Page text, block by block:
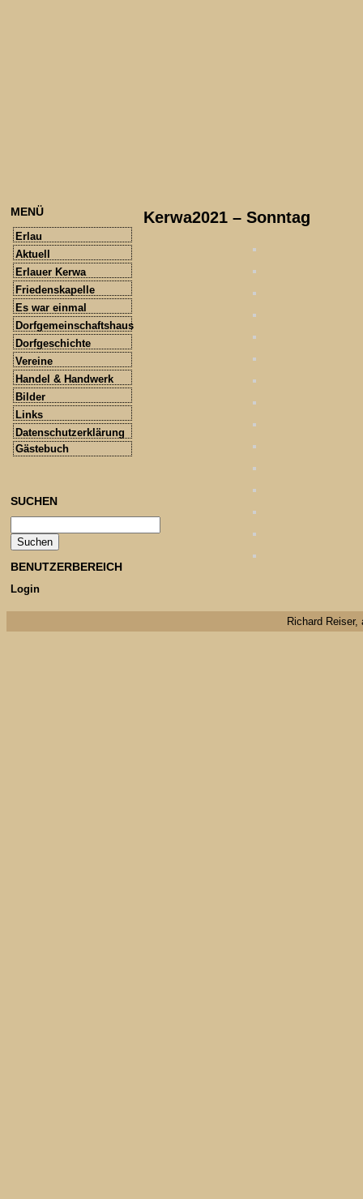
Kerwa2021 – Sonntag
MENÜ
Erlau
Aktuell
Erlauer Kerwa
Friedenskapelle
Es war einmal
Dorfgemeinschaftshaus
Dorfgeschichte
Vereine
Handel & Handwerk
Bilder
Links
Datenschutzerklärung
Gästebuch
SUCHEN
BENUTZERBEREICH
Login
Richard